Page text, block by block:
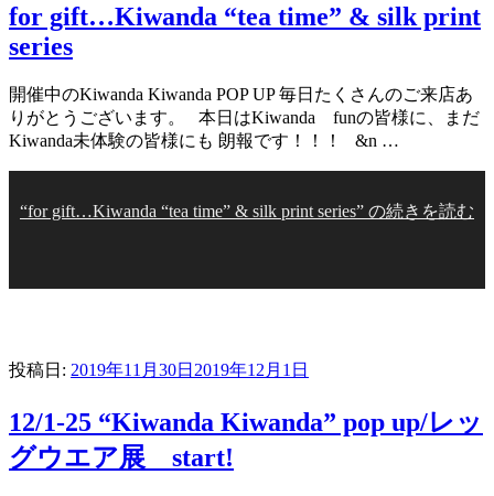
for gift…Kiwanda “tea time” & silk print
series
開催中のKiwanda Kiwanda POP UP 毎日たくさんのご来店あ
りがとうございます。 本日はKiwanda funの皆様に、まだ
Kiwanda未体験の皆様にも 朗報です！！！ &n …
“for gift…Kiwanda “tea time” & silk print series” の続きを読む
投稿日: 2019年11月30日 2019年12月1日
12/1-25 “Kiwanda Kiwanda” pop up/レッ
グウエア展 start!